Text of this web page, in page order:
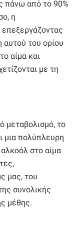
πάνω από το 90%
η
του ορίου
αίμα και
με τη
μεταβολισμό, το
μια πολύπλευρη
στο αίμα
μας, του
συνολικής
μέθης.